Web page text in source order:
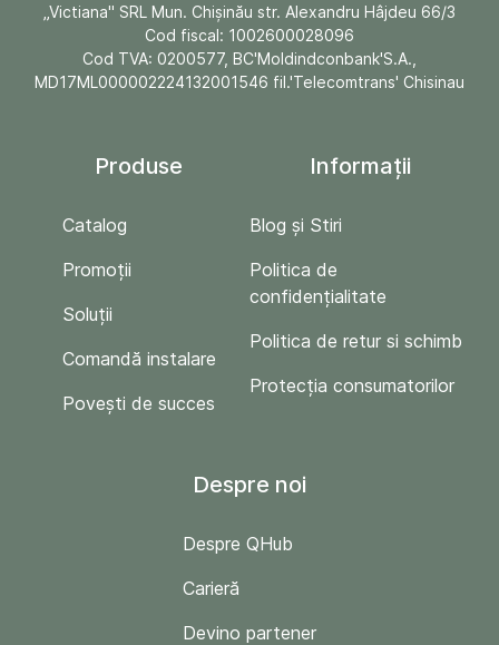
„Victiana" SRL Mun. Chişinău str. Alexandru Hâjdeu 66/3
Cod fiscal: 1002600028096
Cod TVA: 0200577, BC'Moldindconbank'S.A.,
MD17ML000002224132001546 fil.'Telecomtrans' Chisinau
Produse
Catalog
Promoții
Soluții
Comandă instalare
Povești de succes
Informații
Blog și Stiri
Politica de
confidențialitate
Politica de retur si schimb
Protecția consumatorilor
Despre noi
Despre QHub
Carieră
Devino partener